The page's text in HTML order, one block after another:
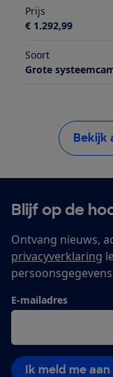
Prijs
€ 1.292,99
Soort
Grote
Bekijk
Blijf op de
Ontvang nieuws,
privacyverklaring
E-mailadres
Ik meld me aan